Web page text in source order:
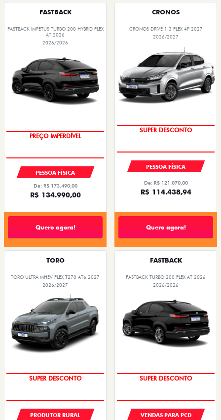
FASTBACK
FASTBACK IMPETUS TURBO 200 HYBRID FLEX
AT 2026
2026/2026
PESSOA FÍSICA
De: R$ 173.490,00
R$ 134.990,00
Quero agora!
CRONOS
CRONOS DRIVE 1.3 FLEX 4P 2027
2026/2027
SUPER DESCONTO
PESSOA FÍSICA
De: R$ 121.070,00
R$ 114.438,94
Quero agora!
TORO
TORO ULTRA MHEV FLEX T270 AT6 2027
2026/2027
SUPER DESCONTO
PRODUTOR RURAL
FASTBACK
FASTBACK TURBO 200 FLEX AT 2026
2026/2026
SUPER DESCONTO
VENDAS PARA PCD